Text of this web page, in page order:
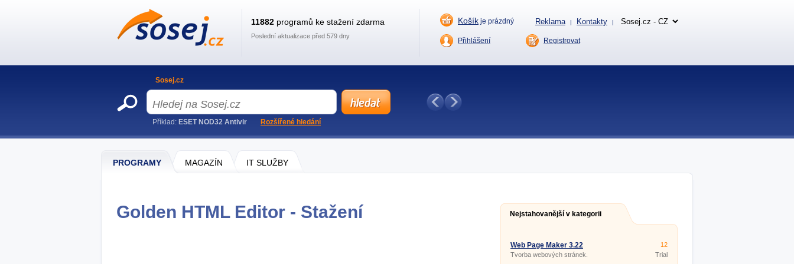
PROGRAMY MAGAZÍN IT SLUŽBY
Golden HTML Editor - Stažení Nejstahovanější v kategorii
Web Page Maker 3.22
Tvorba webových stránek.
12
Trial
11882 programů ke stažení zdarma
Poslední aktualizace před 579 dny
Košík je prázdný Reklama | Kontakty |
Přihlášení Registrovat
Sosej.cz
Příklad: ESET NOD32 Antivir Rozšířené hledání